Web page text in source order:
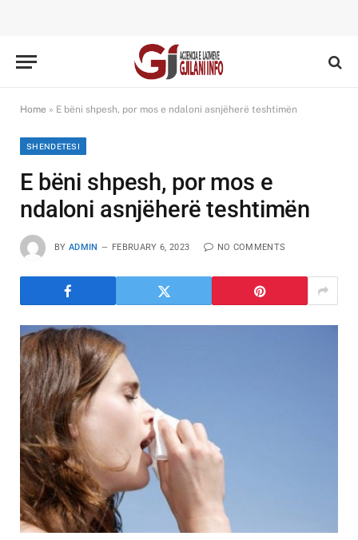
Home » E bëni shpesh, por mos e ndaloni asnjëherë teshtimën
SHENDETESI
E bëni shpesh, por mos e
ndaloni asnjëherë teshtimën
BY ADMIN FEBRUARY 6, 2023 NO COMMENTS